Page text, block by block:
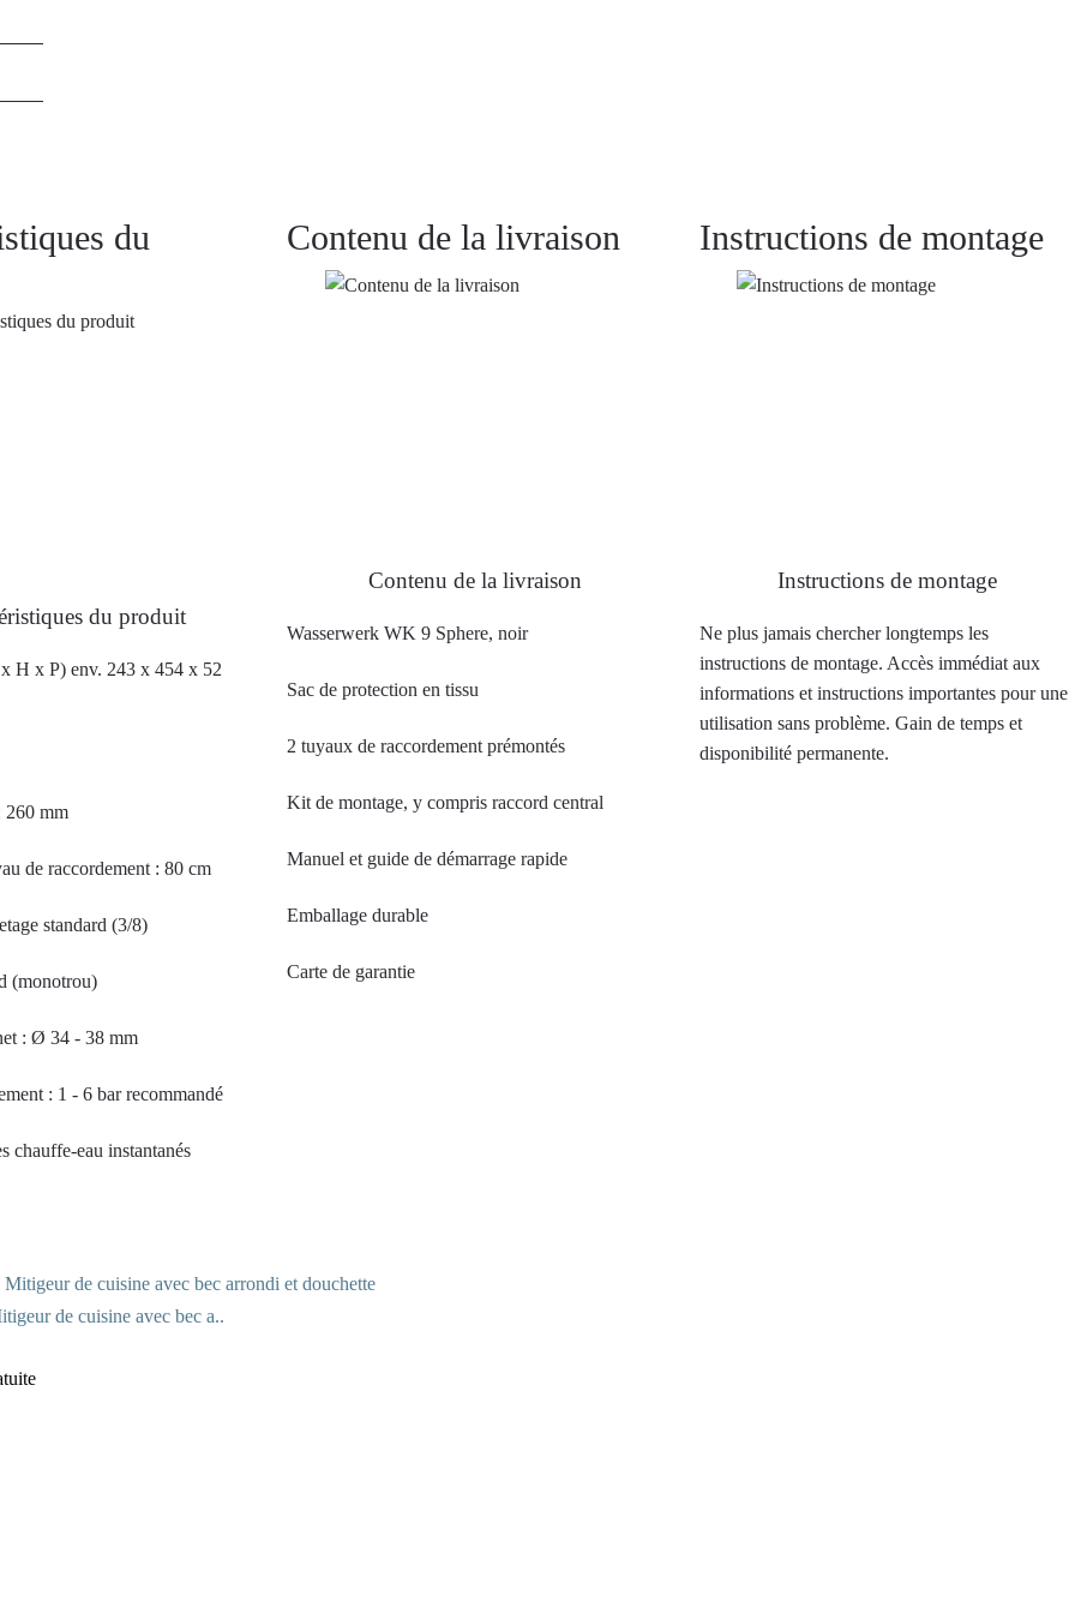
du
du produit
H x P) env. 243 x 454 x 52
260 mm
de raccordement : 80 cm
standard (3/8)
(monotrou)
: Ø 34 - 38 mm
: 1 - 6 bar recommandé
chauffe-eau instantanés
Contenu de la livraison
Contenu de la livraison
Wasserwerk WK 9 Sphere, noir
Sac de protection en tissu
2 tuyaux de raccordement prémontés
Kit de montage, y compris raccord central
Manuel et guide de démarrage rapide
Emballage durable
Carte de garantie
Instructions de montage
Instructions de montage
Ne plus jamais chercher longtemps les
instructions de montage. Accès immédiat aux
informations et instructions importantes pour une
utilisation sans problème. Gain de temps et
disponibilité permanente.
de cuisine avec bec a..